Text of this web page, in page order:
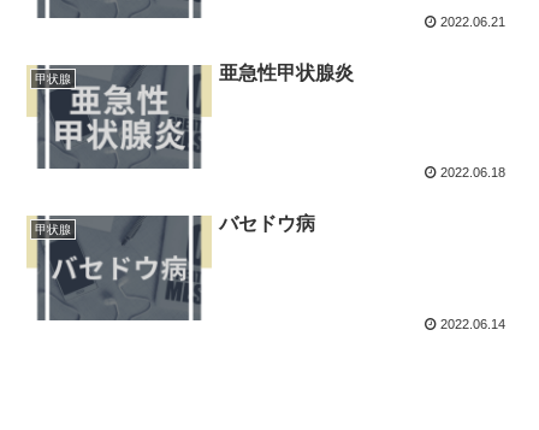
2022.06.21
甲状腺 亜急性甲状腺炎
2022.06.18
甲状腺 バセドウ病
2022.06.14